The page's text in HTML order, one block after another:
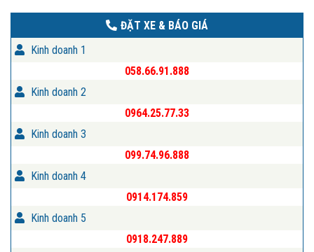
ĐẶT XE & BÁO GIÁ
Kinh doanh 1
058.66.91.888
Kinh doanh 2
0964.25.77.33
Kinh doanh 3
099.74.96.888
Kinh doanh 4
0914.174.859
Kinh doanh 5
0918.247.889